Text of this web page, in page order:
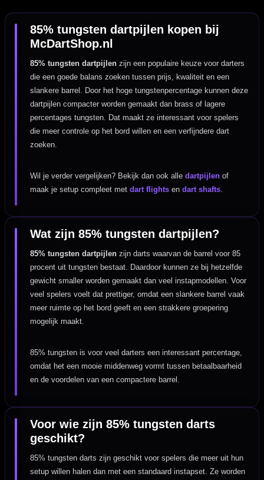
85% tungsten dartpijlen kopen bij
McDartShop.nl
85% tungsten dartpijlen zijn een populaire keuze voor darters
die een goede balans zoeken tussen prijs, kwaliteit en een
slankere barrel. Door het hoge tungstenpercentage kunnen deze
dartpijlen compacter worden gemaakt dan brass of lagere
percentages tungsten. Dat maakt ze interessant voor spelers
die meer controle op het bord willen en een verfijndere dart
zoeken.
Wil je verder vergelijken? Bekijk dan ook alledartpijlen of
maak je setup compleet metdart flights endart shafts.
Wat zijn 85% tungsten dartpijlen?
85% tungsten dartpijlen zijn darts waarvan de barrel voor 85
procent uit tungsten bestaat. Daardoor kunnen ze bij hetzelfde
gewicht smaller worden gemaakt dan veel instapmodellen. Voor
veel spelers voelt dat prettiger, omdat een slankere barrel vaak
meer ruimte op het bord geeft en een strakkere groepering
mogelijk maakt.
85% tungsten is voor veel darters een interessant percentage,
omdat het een mooie middenweg vormt tussen betaalbaarheid
en de voordelen van een compactere barrel.
Voor wie zijn 85% tungsten darts
geschikt?
85% tungsten darts zijn geschikt voor spelers die meer uit hun
setup willen halen dan met een standaard instapset. Ze worden